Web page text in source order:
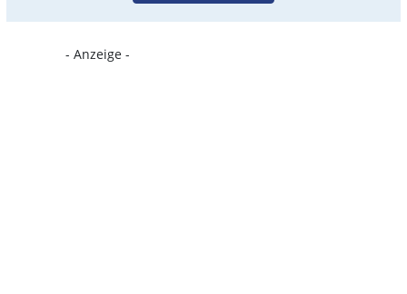
- Anzeige -